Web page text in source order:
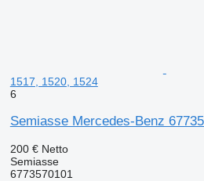
1517, 1520, 1524
6
Semiasse Mercedes-Benz
200 € Netto
Semiasse
6773570101